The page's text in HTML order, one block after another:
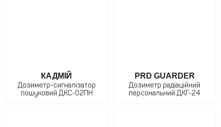
КАДМІЙ
Дозиметр-сигналізатор
пошуковий ДКС-02ПН
PRD GUARDER
Дозиметр радіаційний
персональний ДКГ-24